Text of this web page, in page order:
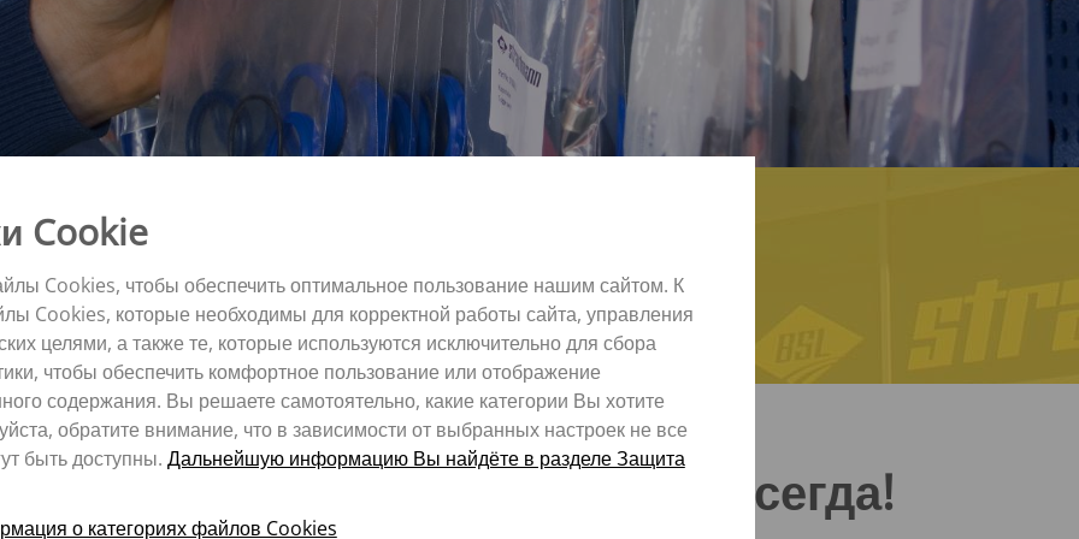
Cookie
Cookies, чтобы обеспечить оптимальное пользование нашим сайтом. К
Cookies, которые необходимы для корректной работы сайта, управления
целями, а также те, которые используются исключительно для сбора
чтобы обеспечить комфортное пользование или отображение
содержания. Вы решаете самотоятельно, какие категории Вы хотите
обратите внимание, что в зависимости от выбранных настроек не все
быть доступны. Дальнейшую информацию Вы найдёте в разделе Защита
о категориях файлов Cookies
(ELISE)
ФОРМУЛЯР ВОЗВРАТА
машины должны работать всегда!